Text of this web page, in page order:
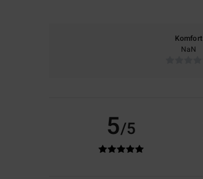
Komfort
NaN
5/5